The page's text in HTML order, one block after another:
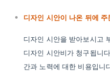
디자인 시안이 나온 뒤에
디자인 시안을 받아보시고
디자인 시안비가 청구됩니
간과 노력에 대한 비용입니